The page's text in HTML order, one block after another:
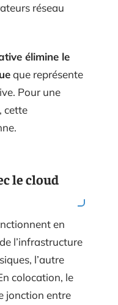
réseau
élimine le
que représente
Pour une
cette
le cloud
en
l’infrastructure
l’autre
colocation, le
jonction entre